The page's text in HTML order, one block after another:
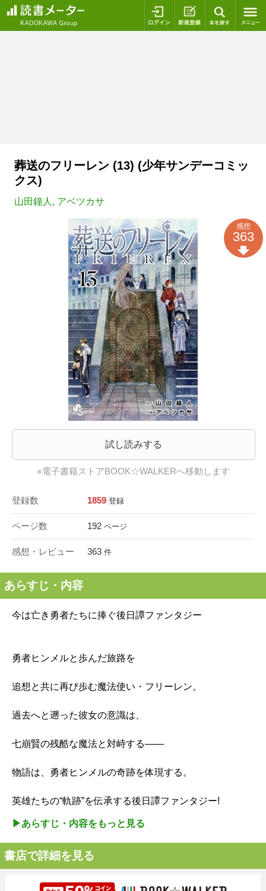
ログイン 新規登録
葬送のフリーレン (13) (少年サンデーコミッ
クス)
山田鐘人 , アベツカサ
試し読みする
※電子書籍ストアBOOK☆WALKERへ移動します
登録数 1859 登録
ページ数 192 ページ
感想・レビュー 363 件
感想
363
あらすじ・内容
今は亡き勇者たちに捧ぐ後日譚ファンタジー
勇者ヒンメルと歩んだ旅路を
追想と共に再び歩む魔法使い・フリーレン。
過去へと遡った彼女の意識は、
七崩賢の残酷な魔法と対峙する――
物語は、勇者ヒンメルの奇跡を体現する。
英雄たちの“軌跡”を伝承する後日譚ファンタジー!
▶︎あらすじ・内容をもっと見る
書店で詳細を見る